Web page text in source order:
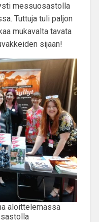
messuosastolla
Tuttuja tuli paljon
mukavalta tavata
sijaan!
aloittelemassa